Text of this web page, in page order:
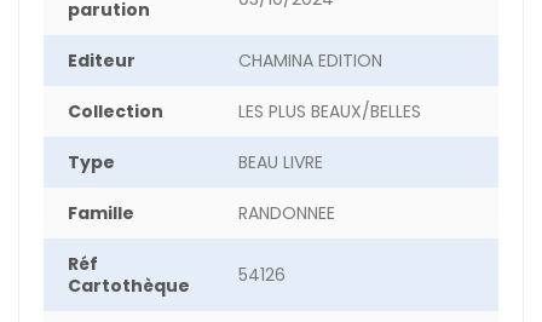
parution
Editeur CHAMINA EDITION
Collection LES PLUS BEAUX/BELLES
Type BEAU LIVRE
Famille RANDONNEE
Réf
Cartothèque
54126